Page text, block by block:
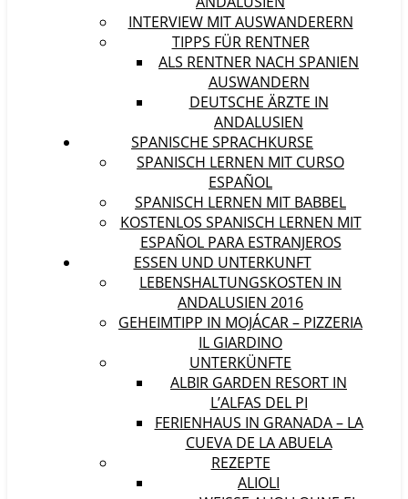
INTERVIEW MIT AUSWANDERERN
TIPPS FÜR RENTNER
ALS RENTNER NACH SPANIEN
AUSWANDERN
DEUTSCHE ÄRZTE IN
ANDALUSIEN
SPANISCHE SPRACHKURSE
SPANISCH LERNEN MIT CURSO
ESPAÑOL
SPANISCH LERNEN MIT BABBEL
KOSTENLOS SPANISCH LERNEN MIT
ESPAÑOL PARA ESTRANJEROS
ESSEN UND UNTERKUNFT
LEBENSHALTUNGSKOSTEN IN
ANDALUSIEN 2016
GEHEIMTIPP IN MOJÁCAR – PIZZERIA
IL GIARDINO
UNTERKÜNFTE
ALBIR GARDEN RESORT IN
L’ALFAS DEL PI
FERIENHAUS IN GRANADA – LA
CUEVA DE LA ABUELA
REZEPTE
ALIOLI